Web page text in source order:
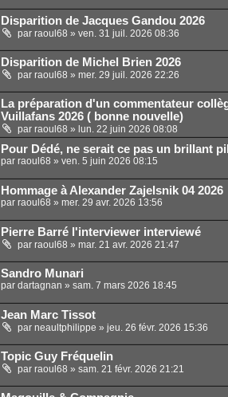
Disparition de Jacques Gandou 2026
par raoul68 » ven. 31 juil. 2026 08:36
Disparition de Michel Brien 2026
par raoul68 » mer. 29 juil. 2026 22:26
La préparation d'un commentateur
Vuillafans 2026 ( bonne nouvelle)
par raoul68 » lun. 22 juin 2026 08:08
Pour Dédé, ne serait ce pas un brillant
par raoul68 » ven. 5 juin 2026 08:15
Hommage à Alexander Zajelsnik 04 2026
par raoul68 » mer. 29 avr. 2026 13:56
Pierre Barré l'interviewer interviewé
par raoul68 » mar. 21 avr. 2026 21:47
Sandro Munari
par dartagnan » sam. 7 mars 2026 18:45
Jean Marc Tissot
par neaultphilippe » jeu. 26 févr. 2026 15:36
Topic Guy Fréquelin
par raoul68 » sam. 21 févr. 2026 21:21